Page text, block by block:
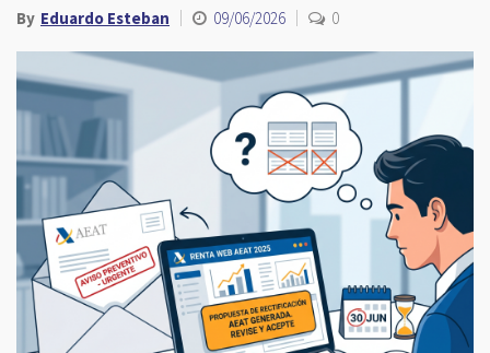
By Eduardo Esteban 09/06/2026 0